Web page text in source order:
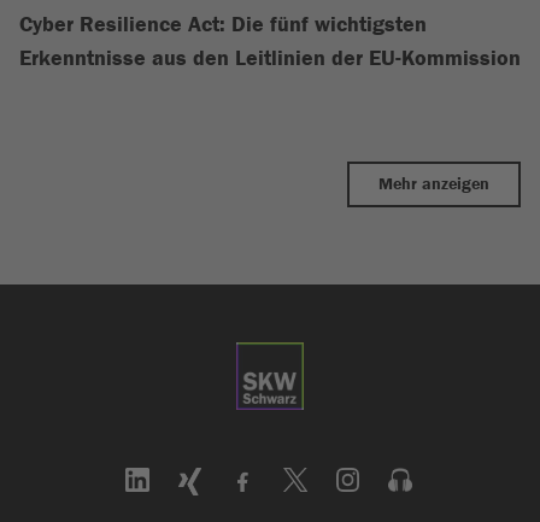
Cyber Resilience Act: Die fünf wichtigsten
Erkenntnisse aus den Leitlinien der EU-Kommission
Mehr anzeigen